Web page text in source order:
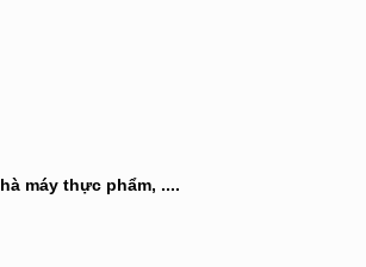
máy thực phẩm, ....